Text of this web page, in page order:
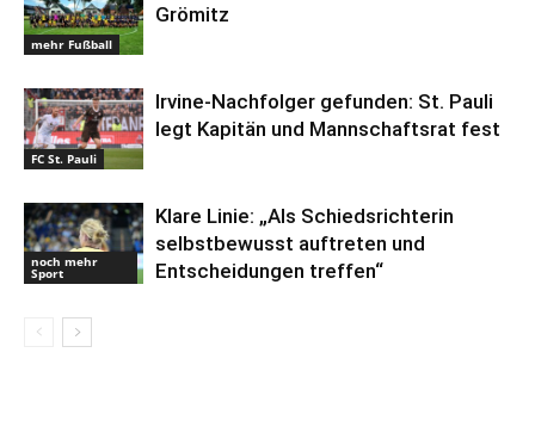
mehr Fußball
Grömitz
FC St. Pauli
Irvine-Nachfolger gefunden: St. Pauli
legt Kapitän und Mannschaftsrat fest
noch mehr
Sport
Klare Linie: „Als Schiedsrichterin
selbstbewusst auftreten und
Entscheidungen treffen“